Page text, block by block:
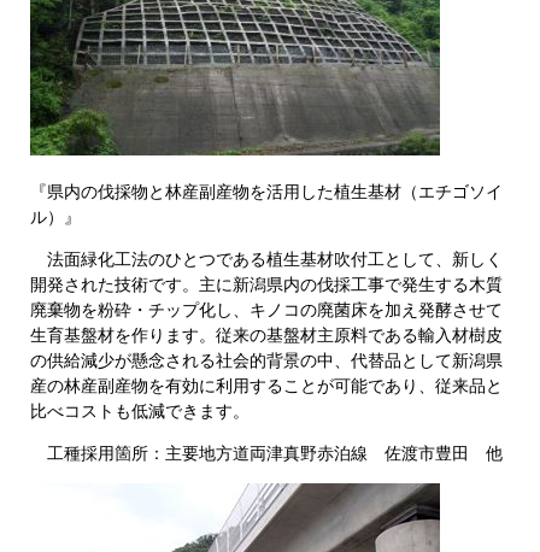
『県内の伐採物と林産副産物を活用した植生基材（エチゴソイ
ル）』
法面緑化工法のひとつである植生基材吹付工として、新しく
開発された技術です。主に新潟県内の伐採工事で発生する木質
廃棄物を粉砕・チップ化し、キノコの廃菌床を加え発酵させて
生育基盤材を作ります。従来の基盤材主原料である輸入材樹皮
の供給減少が懸念される社会的背景の中、代替品として新潟県
産の林産副産物を有効に利用することが可能であり、従来品と
比べコストも低減できます。
工種採用箇所：主要地方道両津真野赤泊線 佐渡市豊田 他